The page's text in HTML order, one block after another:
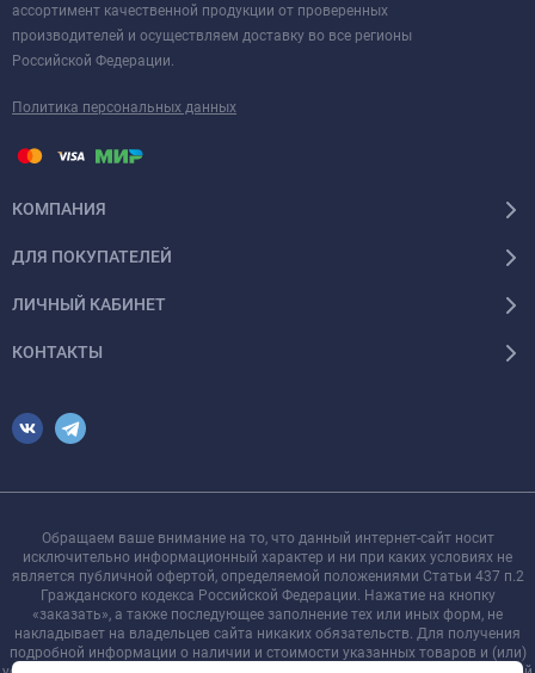
ассортимент качественной продукции от проверенных
производителей и осуществляем доставку во все регионы
Российской Федерации.
Политика персональных данных
КОМПАНИЯ
ДЛЯ ПОКУПАТЕЛЕЙ
ЛИЧНЫЙ КАБИНЕТ
КОНТАКТЫ
Обращаем ваше внимание на то, что данный интернет-сайт носит
исключительно информационный характер и ни при каких условиях не
является публичной офертой, определяемой положениями Статьи 437 п.2
Гражданского кодекса Российской Федерации. Нажатие на кнопку
«заказать», а также последующее заполнение тех или иных форм, не
накладывает на владельцев сайта никаких обязательств. Для получения
подробной информации о наличии и стоимости указанных товаров и (или)